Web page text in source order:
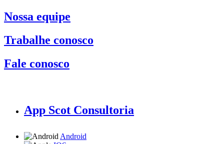
Nossa equipe
Trabalhe conosco
Fale conosco
App Scot Consultoria
Android